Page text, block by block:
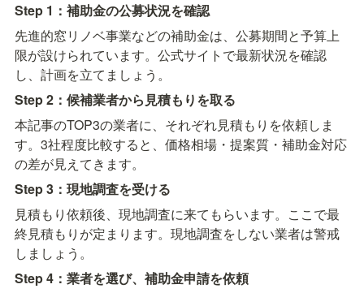
Step 1：補助金の公募状況を確認
先進的窓リノベ事業などの補助金は、公募期間と予算上
限が設けられています。公式サイトで最新状況を確認
し、計画を立てましょう。
Step 2：候補業者から見積もりを取る
本記事のTOP3の業者に、それぞれ見積もりを依頼しま
す。3社程度比較すると、価格相場・提案質・補助金対応
の差が見えてきます。
Step 3：現地調査を受ける
見積もり依頼後、現地調査に来てもらいます。ここで最
終見積もりが定まります。現地調査をしない業者は警戒
しましょう。
Step 4：業者を選び、補助金申請を依頼